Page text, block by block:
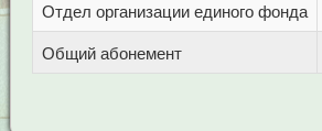
Отдел организации единого фонда
Общий абонемент